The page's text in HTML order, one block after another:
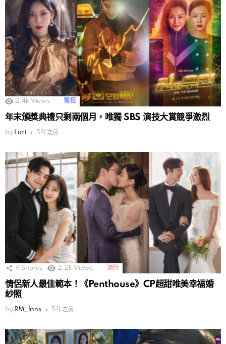
2.4k Views 電視
年末頒獎典禮只剩兩個月，唯獨 SBS 演技大賞競爭激烈
by Luci 5年之前
9 Shares 2.2k Views 流行
情侶新人最佳範本！《Penthouse》CP超甜唯美幸福婚
紗照
by RM_fans 5年之前